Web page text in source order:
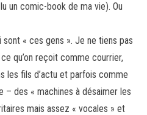
un comic-book de ma vie). Ou
« ces gens ». Je ne tiens pas
qu’on reçoit comme courrier,
les fils d’actu et parfois comme
– des « machines à désaimer les
mais assez « vocales » et